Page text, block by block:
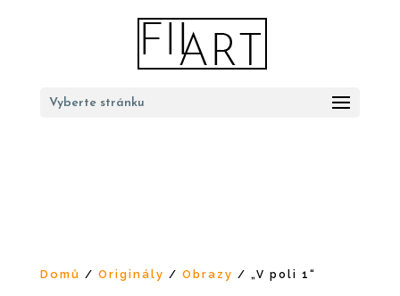
Vyberte stránku
Domů / Originály / Obrazy / „V poli 1“